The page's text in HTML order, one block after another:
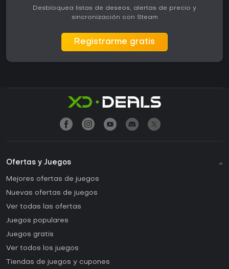
Desbloquea listas de deseos, alertas de precio y
sincronización con Steam
Registrarme gratis
Ofertas y Juegos
Mejores ofertas de juegos
Nuevas ofertas de juegos
Ver todas las ofertas
Juegos populares
Juegos gratis
Ver todos los juegos
Tiendas de juegos y cupones